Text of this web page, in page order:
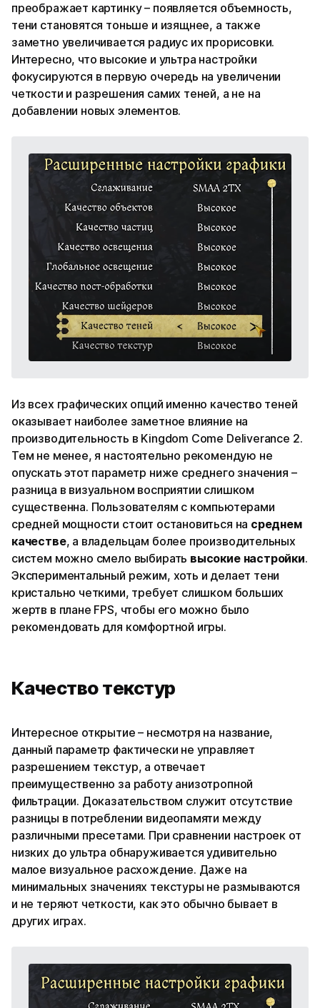
преображает картинку – появляется объемность,
тени становятся тоньше и изящнее, а также
заметно увеличивается радиус их прорисовки.
Интересно, что высокие и ультра настройки
фокусируются в первую очередь на увеличении
четкости и разрешения самих теней, а не на
добавлении новых элементов.
Из всех графических опций именно качество теней
оказывает наиболее заметное влияние на
производительность в Kingdom Come Deliverance 2.
Тем не менее, я настоятельно рекомендую не
опускать этот параметр ниже среднего значения –
разница в визуальном восприятии слишком
существенна. Пользователям с компьютерами
средней мощности стоит остановиться на среднем
качестве, а владельцам более производительных
систем можно смело выбирать высокие настройки.
Экспериментальный режим, хоть и делает тени
кристально четкими, требует слишком больших
жертв в плане FPS, чтобы его можно было
рекомендовать для комфортной игры.
Качество текстур
Интересное открытие – несмотря на название,
данный параметр фактически не управляет
разрешением текстур, а отвечает
преимущественно за работу анизотропной
фильтрации. Доказательством служит отсутствие
разницы в потреблении видеопамяти между
различными пресетами. При сравнении настроек от
низких до ультра обнаруживается удивительно
малое визуальное расхождение. Даже на
минимальных значениях текстуры не размываются
и не теряют четкости, как это обычно бывает в
других играх.